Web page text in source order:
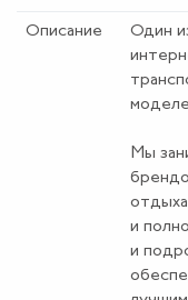
Описание
Один
Мы
и
и